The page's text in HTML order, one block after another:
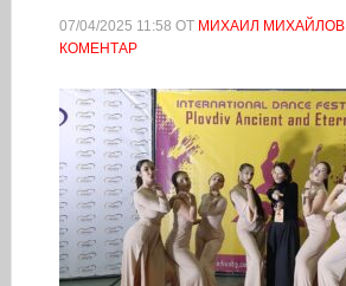
07/04/2025 11:58 ОТ МИХАИЛ МИХАЙЛОВ
КОМЕНТАР